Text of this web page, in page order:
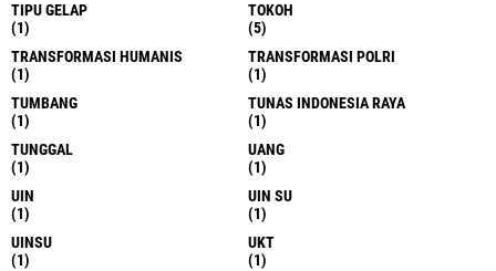
TIPU GELAP
(1)
TOKOH
(5)
TRANSFORMASI HUMANIS
(1)
TRANSFORMASI POLRI
(1)
TUMBANG
(1)
TUNAS INDONESIA RAYA
(1)
TUNGGAL
(1)
UANG
(1)
UIN
(1)
UIN SU
(1)
UINSU
(1)
UKT
(1)